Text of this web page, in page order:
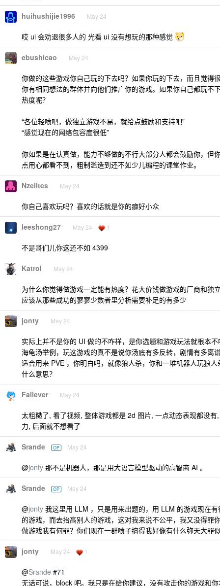
huihushijie1996 May 24
哎 ui 会劝退很多人的 光看 ui 没有想玩的那种感觉
ebushicao May 24
你做的这些游戏你自己玩的下去吗？如果你玩的下去，而且觉得
你有相同想法的群体并向他们推广你的游戏。如果你自己都玩不
热度呢？
“各位轻喷吧，做独立游戏不易，就给点鼓励和支持吧”
“感觉现在的网络包容度很低”
你如果是在认真做，能力不够做的不行大部分人都会鼓励你，但
点用心都看不到，粗制滥造到还不如少儿编程的课堂作业。
Nzelites May 24
你自己喜欢玩吗？喜欢的话就是你的癖好小众
leeshong27 May 24 1
不是哥们儿你这还不如 4399
Katrol May 24
为什么你觉得做游戏一定能有热度？花大价钱做游戏的厂商和独
应该从那些成功的寥寥少数者里分析需要补足的有多少
jonty May 24
实际上并不是你的 UI 做的不咋样，是你选题和游戏玩法就根本
海龟汤举例，玩这游戏的真不是说你汤底有多反转，剧情有多离
适合用来 PVE ，你明白吗，就像狼人杀，你和一堆机器人玩狼
什么意思？
Fallever May 24
太粗糙了, 看了视频, 整体游戏都是 2d 图片, 一点动态表现都没
力, 后面就不想看了
Srande OP May 24
@jonty 那不是机器人，那是用大语言模型驱动的高智商 AI 。
Srande OP May 24
@jonty 我这里用 LLM ，只是用来出题的，用 LLM 的游戏现在
的游戏，而去抬高别人的游戏，这对我来说不公平，我又没得罪
做游戏我有何罪？你们现在一群喷子搞得我好像有什么弥天大罪
jonty May 24 1
@Srande #71
无话可说，block 吧。我只是在给你建议，没有攻击你的游戏和